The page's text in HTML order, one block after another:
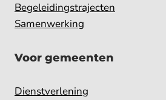
Begeleidingstrajecten
Samenwerking
Voor gemeenten
Dienstverlening